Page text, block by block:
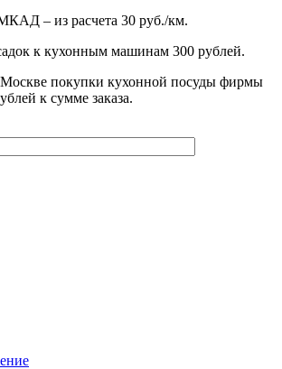
– из расчета 30 руб./км.
к кухонным машинам 300 рублей.
Москве покупки кухонной посуды фирмы
к сумме заказа.